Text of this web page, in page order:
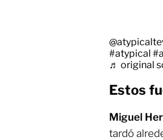
#atypical
♬ original
Estos
Miguel
tardó